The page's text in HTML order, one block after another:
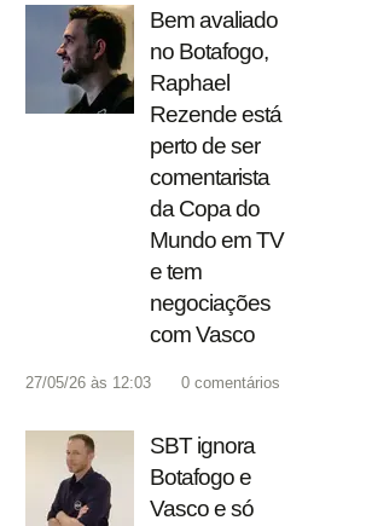
Bem avaliado
no Botafogo,
Raphael
Rezende está
perto de ser
comentarista
da Copa do
Mundo em TV
e tem
negociações
com Vasco
27/05/26 às 12:03 0 comentários
SBT ignora
Botafogo e
Vasco e só